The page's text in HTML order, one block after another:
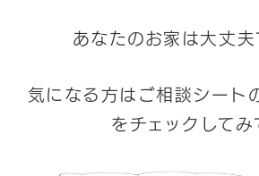
あなたのお家は大丈
気になる方はご相談シート
をチェックしてみ